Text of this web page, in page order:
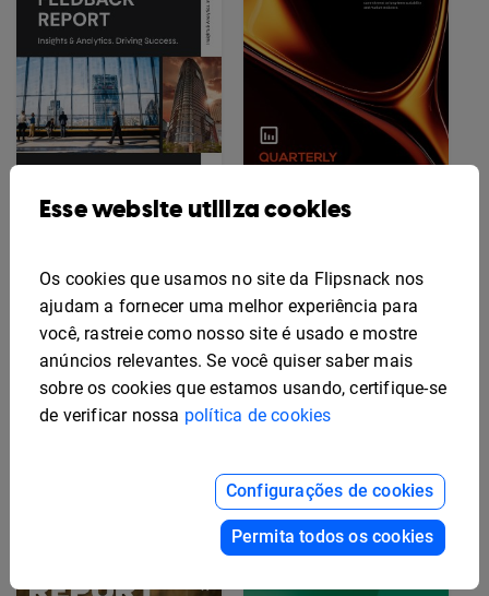
Modelo editável de
relatório comercial
trimestral
Esse website utiliza cookies
Os cookies que usamos no site da Flipsnack nos
ajudam a fornecer uma melhor experiência para
você, rastreie como nosso site é usado e mostre
anúncios relevantes. Se você quiser saber mais
sobre os cookies que estamos usando, certifique-se
de verificar nossa política de cookies
Configurações de cookies
Permita todos os cookies